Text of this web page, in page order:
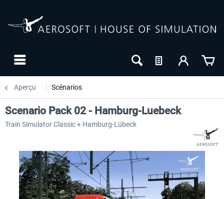
Aperçu Scénarios
Scenario Pack 02 - Hamburg-Luebeck
Train Simulator Classic + Hamburg-Lübeck